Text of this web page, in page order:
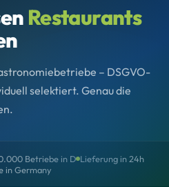
Restaurants
– DSGVO-
selektiert. Genau die
Betriebe in D Lieferung in 24h
in Germany